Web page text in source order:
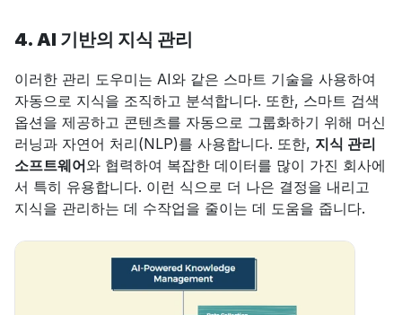
4. AI 기반의 지식 관리
이러한 관리 도우미는 AI와 같은 스마트 기술을 사용하여
자동으로 지식을 조직하고 분석합니다. 또한, 스마트 검색
옵션을 제공하고 콘텐츠를 자동으로 그룹화하기 위해 머신
러닝과 자연어 처리(NLP)를 사용합니다. 또한, 지식 관리
소프트웨어와 협력하여 복잡한 데이터를 많이 가진 회사에
서 특히 유용합니다. 이런 식으로 더 나은 결정을 내리고
지식을 관리하는 데 수작업을 줄이는 데 도움을 줍니다.